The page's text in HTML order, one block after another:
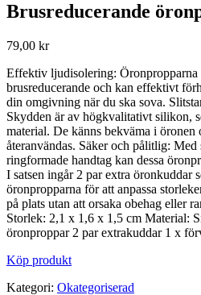
Brusreducerande
79,00 kr
Effektiv ljudisolering: Öronpropparna
brusreducerande och kan effektivt
din omgivning när du ska sova.
Skydden är av högkvalitativt silikon,
material. De känns bekväma i öronen
återanvändas. Säker och pålitlig:
ringformade handtag kan dessa
I satsen ingår 2 par extra öronkuddar
öronpropparna för att anpassa
på plats utan att orsaka obehag eller
Storlek: 2,1 x 1,6 x 1,5 cm Material:
öronproppar 2 par extrakuddar 1 x
Köp produkt
Kategori: Okategoriserad